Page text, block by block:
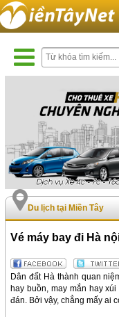
Du lịch tại Miền Tây
Vé máy bay đi Hà
Dân đất Hà thành quan
hay buồn, may mắn hay
đán. Bởi vậy, chẳng mấy ai